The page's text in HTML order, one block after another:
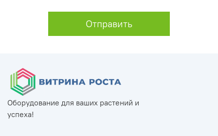
Отправить
Оборудование для ваших растений и
успеха!